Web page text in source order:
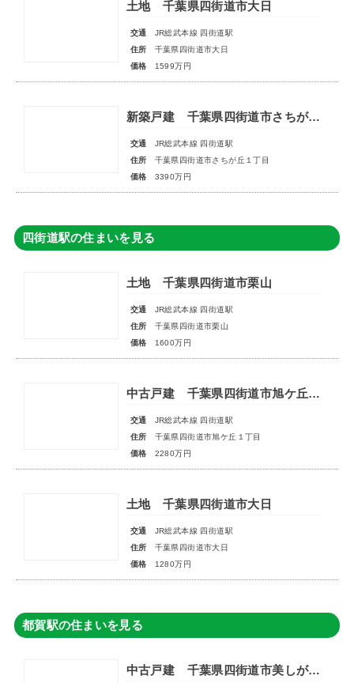
土地 千葉県四街道市大日
交通
JR総武本線 四街道駅
住所
千葉県四街道市大日
価格
1599万円
新築戸建 千葉県四街道市さちが丘１丁目
交通
JR総武本線 四街道駅
住所
千葉県四街道市さちが丘１丁目
価格
3390万円
四街道駅の住まいを見る
土地 千葉県四街道市栗山
交通
JR総武本線 四街道駅
住所
千葉県四街道市栗山
価格
1600万円
中古戸建 千葉県四街道市旭ケ丘１丁目
交通
JR総武本線 四街道駅
住所
千葉県四街道市旭ケ丘１丁目
価格
2280万円
土地 千葉県四街道市大日
交通
JR総武本線 四街道駅
住所
千葉県四街道市大日
価格
1280万円
都賀駅の住まいを見る
中古戸建 千葉県四街道市美しが丘３丁目